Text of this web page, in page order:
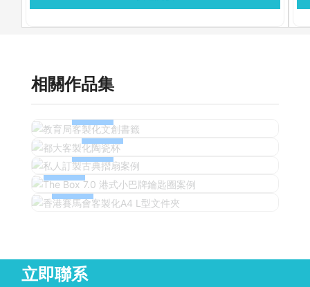
相關作品集
都大客製化陶瓷杯
The Box 7.0 港式小巴牌鑰匙圈案例
香港賽馬會客製化A4 L型文件夾
立即聯系